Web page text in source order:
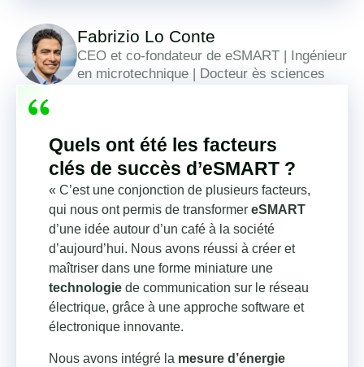
Fabrizio Lo Conte
CEO et co-fondateur de eSMART | Ingénieur
en microtechnique | Docteur ès sciences
Quels ont été les facteurs
clés de succès d’eSMART ?
« C’est une conjonction de plusieurs facteurs,
qui nous ont permis de transformer eSMART
d’une idée autour d’un café à la société
d’aujourd’hui. Nous avons réussi à créer et
maîtriser dans une forme miniature une
technologie de communication sur le réseau
électrique, grâce à une approche software et
électronique innovante.
Nous avons intégré la mesure d’énergie